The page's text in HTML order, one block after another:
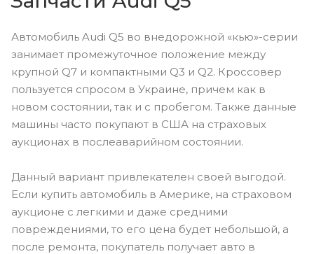
Автомобиль Audi Q5 во внедорожной «кью»-серии
занимает промежуточное положение между
крупной Q7 и компактными Q3 и Q2. Кроссовер
пользуется спросом в Украине, причем как в
новом состоянии, так и с пробегом. Также данные
машины часто покупают в США на страховых
аукционах в послеаварийном состоянии.
Данный вариант привлекателен своей выгодой.
Если купить автомобиль в Америке, на страховом
аукционе с легкими и даже средними
повреждениями, то его цена будет небольшой, а
после ремонта, покупатель получает авто в